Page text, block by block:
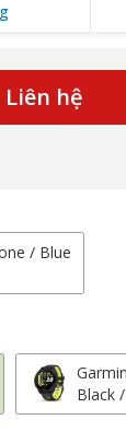
Liên hệ
/ Blue
Black